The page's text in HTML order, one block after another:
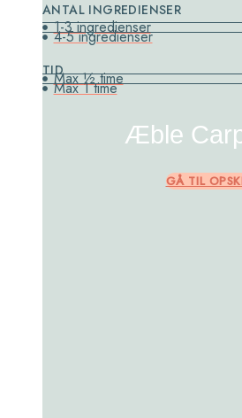
ANTAL INGREDIENSER
1-3 ingredienser
4-5 ingredienser
TIDMax ½ time
Max 1 time
Æble
GÅ TIL